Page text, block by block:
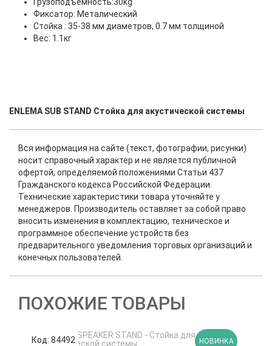
Фиксатор: Металический
Стойка : 35-38 мм диаметров, 0.7 мм толщиной
Вес: 1.1кг
ENLEMA SUB STAND Стойка для акустической системы
Вся информация на сайте (текст, фотографии, рисунки)
носит справочный характер и не является публичной
офертой, определяемой положениями Статьи 437
Гражданского кодекса Российской Федерации.
Технические характеристики товара уточняйте у
менеджеров. Производитель оставляет за собой право
вносить изменения в комплектацию, техническое и
программное обеспечение устройств без
предварительного уведомления торговых организаций и
конечных пользователей.
ПОХОЖИЕ ТОВАРЫ
Код: 84492 НОВИНКА